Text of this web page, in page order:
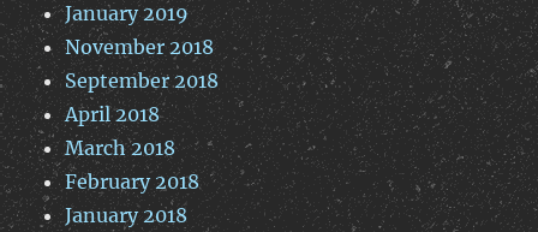
January 2019
November 2018
September 2018
April 2018
March 2018
February 2018
January 2018